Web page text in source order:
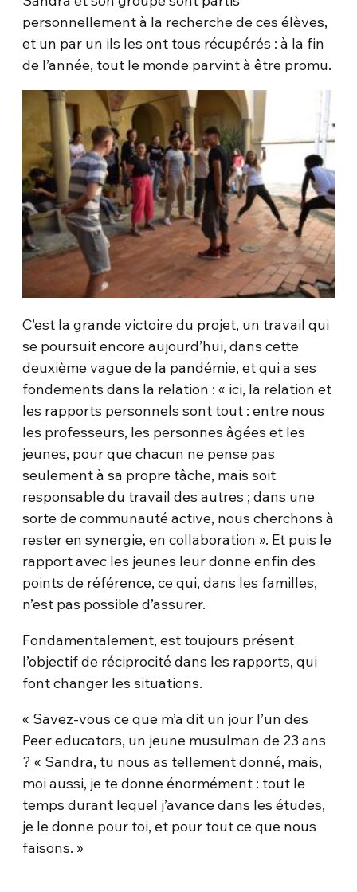
personnellement à la recherche de ces élèves,
et un par un ils les ont tous récupérés : à la fin
de l’année, tout le monde parvint à être promu.
C’est la grande victoire du projet, un travail qui
se poursuit encore aujourd’hui, dans cette
deuxième vague de la pandémie, et qui a ses
fondements dans la relation : « ici, la relation et
les rapports personnels sont tout : entre nous
les professeurs, les personnes âgées et les
jeunes, pour que chacun ne pense pas
seulement à sa propre tâche, mais soit
responsable du travail des autres ; dans une
sorte de communauté active, nous cherchons à
rester en synergie, en collaboration ». Et puis le
rapport avec les jeunes leur donne enfin des
points de référence, ce qui, dans les familles,
n’est pas possible d’assurer.
Fondamentalement, est toujours présent
l’objectif de réciprocité dans les rapports, qui
font changer les situations.
« Savez-vous ce que m’a dit un jour l’un des
Peer educators, un jeune musulman de 23 ans
? « Sandra, tu nous as tellement donné, mais,
moi aussi, je te donne énormément : tout le
temps durant lequel j’avance dans les études,
je le donne pour toi, et pour tout ce que nous
faisons. »